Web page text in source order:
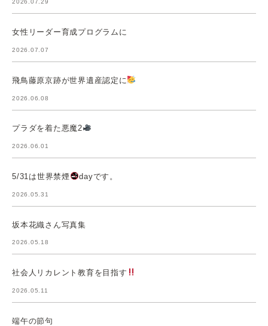
2026.07.29
女性リーダー育成プログラムに
2026.07.07
飛鳥藤原京跡が世界遺産認定に
2026.06.08
プラダを着た悪魔2
2026.06.01
5/31は世界禁煙 dayです。
2026.05.31
坂本花織さん写真集
2026.05.18
社会人リカレント教育を目指す
2026.05.11
端午の節句